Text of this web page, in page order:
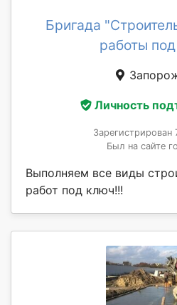
Бригада
работы
Личность
Зарегистрирован
Был на сайте
Выполняем все виды
работ под ключ!!!